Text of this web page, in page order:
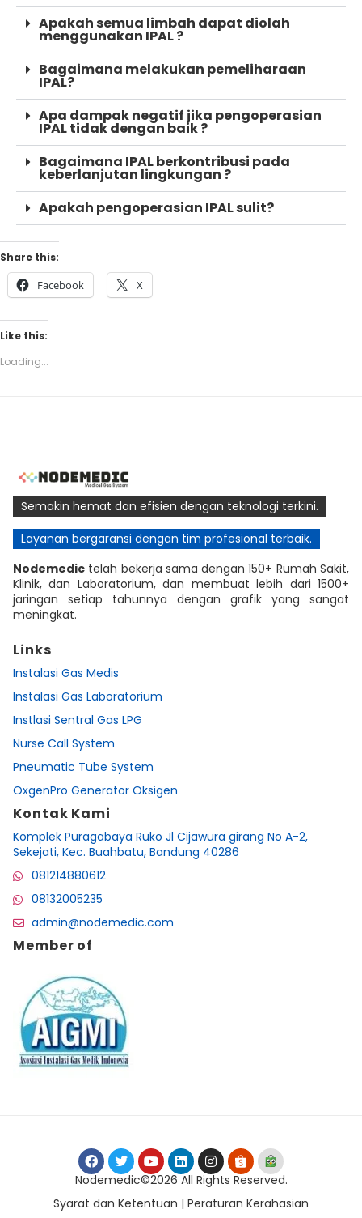
Apakah semua limbah dapat diolah
menggunakan IPAL ?
Bagaimana melakukan pemeliharaan
IPAL?
Apa dampak negatif jika pengoperasian
IPAL tidak dengan baik ?
Bagaimana IPAL berkontribusi pada
keberlanjutan lingkungan ?
Apakah pengoperasian IPAL sulit?
Share this:
Facebook X
Like this:
Loading...
Semakin hemat dan efisien dengan teknologi terkini.
Layanan bergaransi dengan tim profesional terbaik.
Nodemedic telah bekerja sama dengan 150+ Rumah Sakit,
Klinik, dan Laboratorium, dan membuat lebih dari 1500+
jaringan setiap tahunnya dengan grafik yang sangat
meningkat.
Links
Instalasi Gas Medis
Instalasi Gas Laboratorium
Instlasi Sentral Gas LPG
Nurse Call System
Pneumatic Tube System
OxgenPro Generator Oksigen
Kontak Kami
Komplek Puragabaya Ruko Jl Cijawura girang No A-2,
Sekejati, Kec. Buahbatu, Bandung 40286
081214880612
08132005235
admin@nodemedic.com
Member of
Nodemedic©2026 All Rights Reserved.
Syarat dan Ketentuan | Peraturan Kerahasian